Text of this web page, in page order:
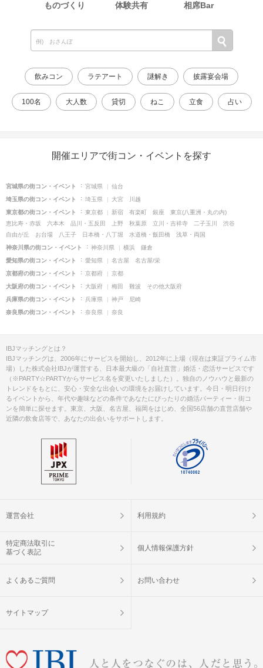
ものづくり 体験共有 相席Bar
飲みコン ラテアート 謎解き 披露宴会場
100名 大人数 貸切 ねこ 立食 占い
開催エリアで街コン・イベントを探す
宮城県の街コン・イベント 宮城県
仙台
埼玉県の街コン・イベント
埼玉県 大宮
川越
東京都の街コン・イベント
東京都 新宿 有楽町 銀座
東京(八重洲・丸の内)
恵比寿・赤坂
六本木 品川・五反田 上野 秋葉原 立川・吉祥寺 二子玉川
渋谷
自由が丘
お台場 八王子 日本橋・八丁堀 水道橋・飯田橋
浅草・両国
神奈川県の街コン・イベント
神奈川県 横浜
鎌倉
愛知県の街コン・イベント
愛知県 名古屋
名古屋/栄
京都府の街コン・イベント
京都府
京都
大阪府の街コン・イベント
大阪府 梅田 難波
その他大阪府
兵庫県の街コン・イベント
兵庫県 神戸
尼崎
奈良県の街コン・イベント
奈良県 奈良
IBJマッチングとは？
IBJマッチングは、2006年にサービスを開始し、2012年に上場（現在は東証プライム市
場）した株式会社IBJが運営する、日本最大級の「自社直営」婚活・恋活サービスです
（※PARTY☆PARTYからサービス名を変更いたしました）。独自のノウハウと最新の
トレンドをもとに、安心・安全な出会いの環境をお届けしています。今日・明日行け
るイベントから、年代や趣味などの条件であなたにぴったりの婚活パーティー・街コ
ンを簡単に探せます。東京、大阪、名古屋、福岡をはじめ、全国56店舗の直営店舗や
近隣の飲食店等で、あなたの出会いをサポートします。
運営会社 利用規約
特定商法取引に
基づく表記
個人情報保護方針
よくあるご質問 お問い合わせ
サイトマップ